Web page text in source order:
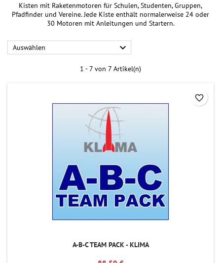
Kisten mit Raketenmotoren für Schulen, Studenten, Gruppen,
Pfadfinder und Vereine. Jede Kiste enthält normalerweise 24 oder
30 Motoren mit Anleitungen und Startern.
Auswählen 
1 - 7 von 7 Artikel(n)
A-B-C TEAM PACK - KLIMA
favorite_border